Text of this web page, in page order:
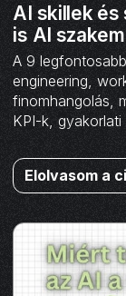
AI skillek és
is AI
A 9
engineering,
finomhangolás,
KPI-k,
Elolvasom a